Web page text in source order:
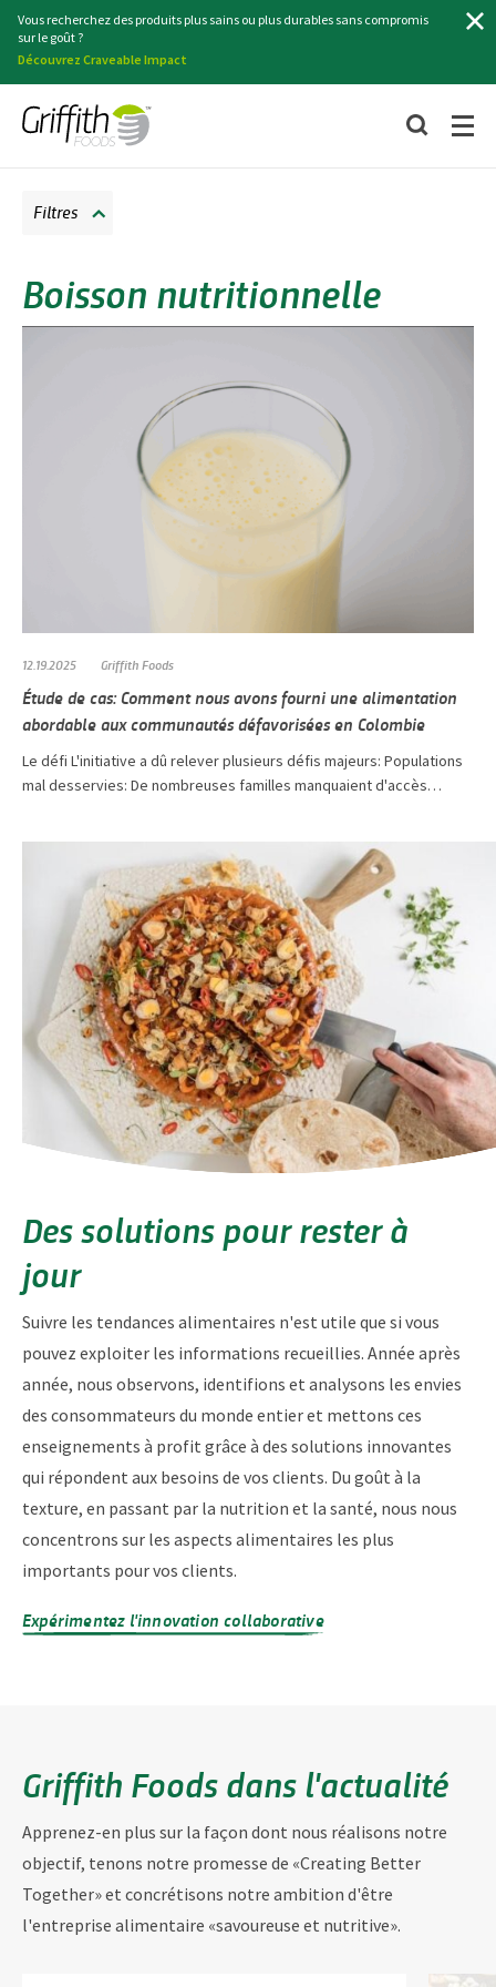
Vous recherchez des produits plus sains ou plus durables sans compromis
sur le goût ?
Découvrez Craveable Impact
Boisson nutritionnelle
Filtres
12.19.2025 Griffith Foods
Étude de cas: Comment nous avons fourni une alimentation
abordable aux communautés défavorisées en Colombie
Le défi L'initiative a dû relever plusieurs défis majeurs: Populations
mal desservies: De nombreuses familles manquaient d'accès…
Des solutions pour rester à
jour
Suivre les tendances alimentaires n'est utile que si vous
pouvez exploiter les informations recueillies. Année après
année, nous observons, identifions et analysons les envies
des consommateurs du monde entier et mettons ces
enseignements à profit grâce à des solutions innovantes
qui répondent aux besoins de vos clients. Du goût à la
texture, en passant par la nutrition et la santé, nous nous
concentrons sur les aspects alimentaires les plus
importants pour vos clients.
Expérimentez l'innovation collaborative
Griffith Foods dans l'actualité
Apprenez-en plus sur la façon dont nous réalisons notre
objectif, tenons notre promesse de «Creating Better
Together» et concrétisons notre ambition d'être
l'entreprise alimentaire «savoureuse et nutritive».